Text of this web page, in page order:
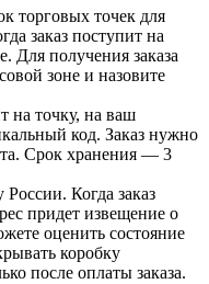
торговых точек для
заказ поступит на
Для получения заказа
зоне и назовите
на точку, на ваш
код. Заказ нужно
Срок хранения — 3
России. Когда заказ
придет извещение о
оценить состояние
коробку
после оплаты заказа.